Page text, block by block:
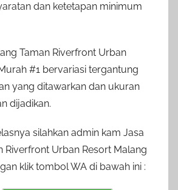
dan ketetapan minimum
Taman Riverfront Urban
#1 bervariasi tergantung
yang ditawarkan dan ukuran
dijadikan.
silahkan admin kam Jasa
Riverfront Urban Resort Malang
klik tombol WA di bawah ini :